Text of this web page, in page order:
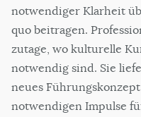
notwendiger Klarheit
quo beitragen.
zutage, wo kulturelle
notwendig sind. Sie
neues
notwendigen Impulse